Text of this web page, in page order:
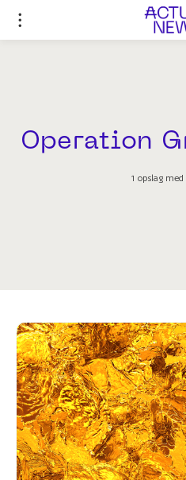
Operation
1 opslag